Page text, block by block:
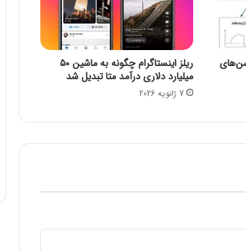
ریلز اینستاگرام چگونه به ماشین ۵۰
میلیارد دلاری درآمد متا تبدیل شد
7 ژانویه 2026